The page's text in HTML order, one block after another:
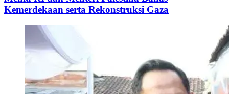
Kemerdekaan serta Rekonstruksi Gaza